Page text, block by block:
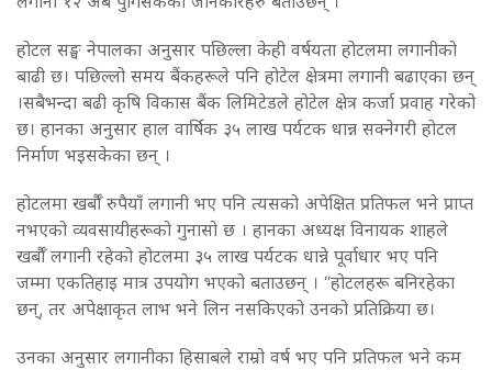
होटल सङ्घ नेपालका अनुसार पछिल्ला केही वर्षयता होटलमा लगानीको
बाढी छ। पछिल्लो समय बैंकहरूले पनि होटेल क्षेत्रमा लगानी बढाएका छन्
।सबैभन्दा बढी कृषि विकास बैंक लिमिटेडले होटेल क्षेत्र कर्जा प्रवाह गरेको
छ। हानका अनुसार हाल वार्षिक ३५ लाख पर्यटक धान्न सक्नेगरी होटल
निर्माण भइसकेका छन् ।
होटलमा खर्बौँ रुपैयाँ लगानी भए पनि त्यसको अपेक्षित प्रतिफल भने प्राप्त
नभएको व्यवसायीहरूको गुनासो छ । हानका अध्यक्ष विनायक शाहले
खर्बौँ लगानी रहेको होटलमा ३५ लाख पर्यटक धान्ने पूर्वाधार भए पनि
जम्मा एकतिहाइ मात्र उपयोग भएको बताउछन् । “होटलहरू बनिरहेका
छन्, तर अपेक्षाकृत लाभ भने लिन नसकिएको उनको प्रतिक्रिया छ।
उनका अनुसार लगानीका हिसाबले राम्रो वर्ष भए पनि प्रतिफल भने कम